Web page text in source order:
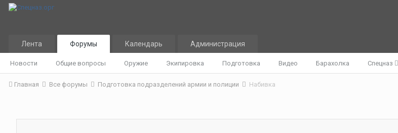
Лента Форумы
Новости Общие вопросы Оружие Экипировка Подготовка Видео Барахолка Спецназ
Календарь Администрация
Главная Все форумы Подготовка подразделений армии и полиции Набивка